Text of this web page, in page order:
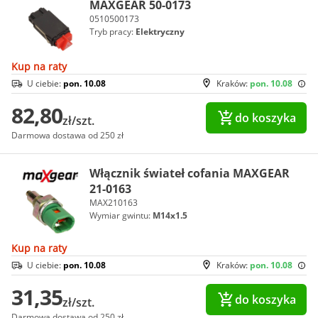
MAXGEAR 50-0173
0510500173
Tryb pracy: Elektryczny
Kup na raty
Kraków: pon. 10.08
U ciebie: pon. 10.08
82,80zł/szt.
Darmowa dostawa od 250 zł
do koszyka
Włącznik świateł cofania MAXGEAR
21-0163
MAX210163
Wymiar gwintu: M14x1.5
Kup na raty
Kraków: pon. 10.08
U ciebie: pon. 10.08
31,35zł/szt. do koszyka